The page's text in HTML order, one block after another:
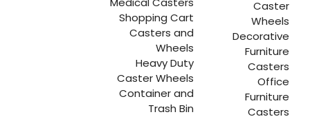
Caster
Wheels
Decorative
Furniture
Casters
Office
Furniture
Casters
Shopping Cart
Casters and
Wheels
Heavy Duty
Caster Wheels
Container and
Trash Bin